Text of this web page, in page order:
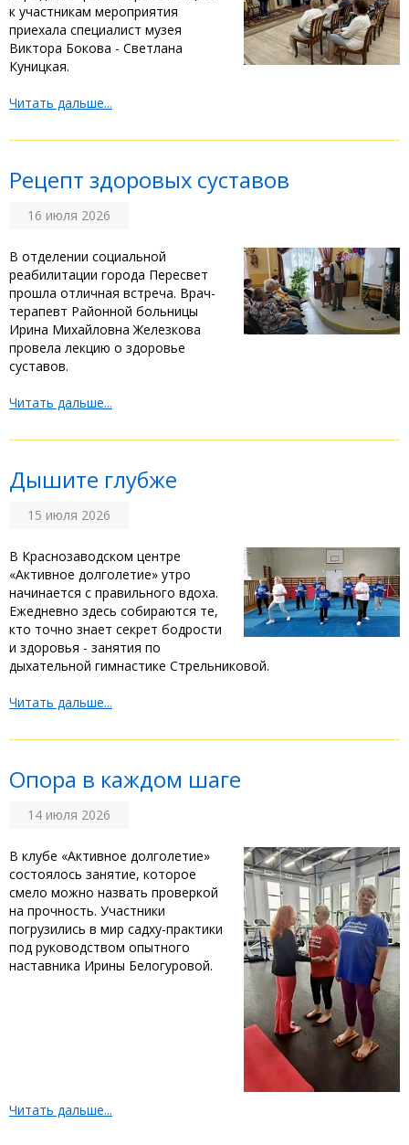
к участникам мероприятия
приехала специалист музея
Виктора Бокова - Светлана
Куницкая. ‎ ‎
Читать дальше...
Рецепт здоровых суставов
16 июля 2026
‎В отделении социальной
реабилитации города Пересвет
прошла отличная встреча. Врач-
терапевт Районной больницы
Ирина Михайловна Железкова
провела лекцию о здоровье
суставов. ‎ ‎
Читать дальше...
Дышите глубже
15 июля 2026
‎В Краснозаводском центре
«Активное долголетие» утро
начинается с правильного вдоха.
Ежедневно здесь собираются те,
кто точно знает секрет бодрости
и здоровья - занятия по
дыхательной гимнастике Стрельниковой. ‎
Читать дальше...
Опора в каждом шаге
14 июля 2026
‎В клубе «Активное долголетие»
состоялось занятие, которое
смело можно назвать проверкой
на прочность. Участники
погрузились в мир садху-практики
под руководством опытного
наставника Ирины Белогуровой. ‎
Читать дальше...